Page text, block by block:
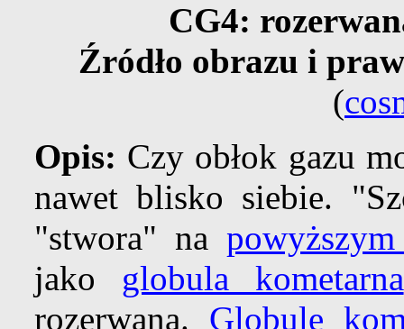
CG4:
Źródło obrazu i
(
Opis: Czy obłok gazu
nawet blisko siebie.
"stwora" na
jako globula kometarna
rozerwana. Globule